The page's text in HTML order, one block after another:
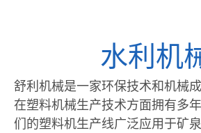
水利机
舒利机械是一家环保技术和机械
在塑料机械生产技术方面拥有多
们的塑料机生产线广泛应用于矿泉